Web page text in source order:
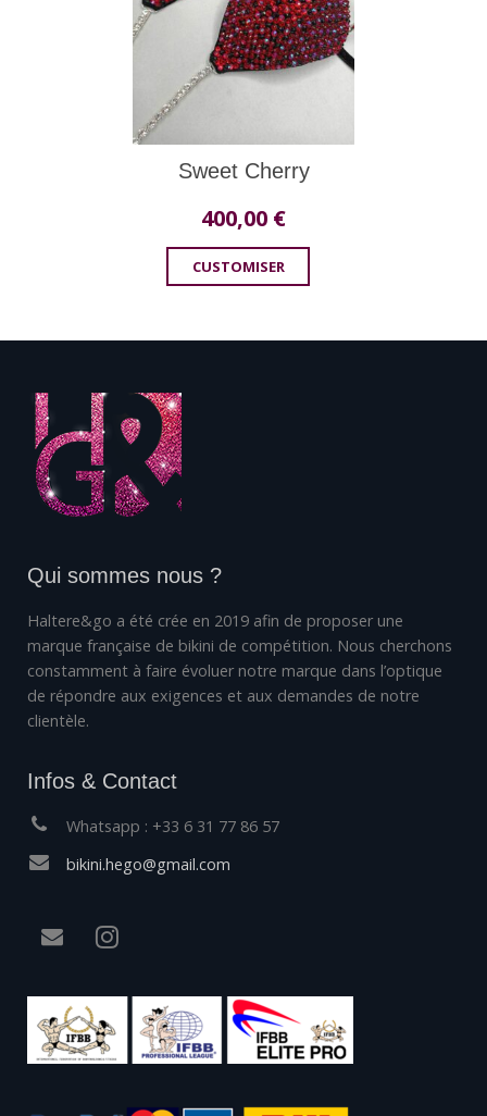
Sweet Cherry
400,00 €
CUSTOMISER
Qui sommes nous ?
Haltere&go a été crée en 2019 afin de proposer une
marque française de bikini de compétition. Nous cherchons
constamment à faire évoluer notre marque dans l’optique
de répondre aux exigences et aux demandes de notre
clientèle.
Infos & Contact
Whatsapp : +33 6 31 77 86 57
bikini.hego@gmail.com